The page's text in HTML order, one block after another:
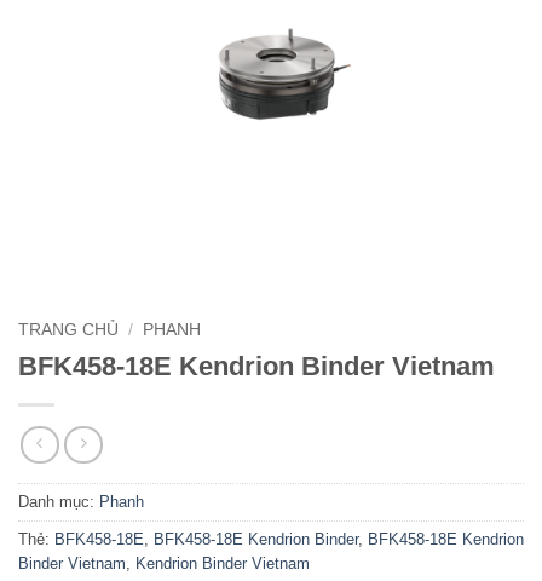
TRANG CHỦ / PHANH
BFK458-18E Kendrion Binder Vietnam
Danh mục: Phanh
Thẻ: BFK458-18E, BFK458-18E Kendrion Binder, BFK458-18E Kendrion
Binder Vietnam, Kendrion Binder Vietnam